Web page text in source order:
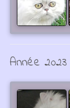
Année 2023